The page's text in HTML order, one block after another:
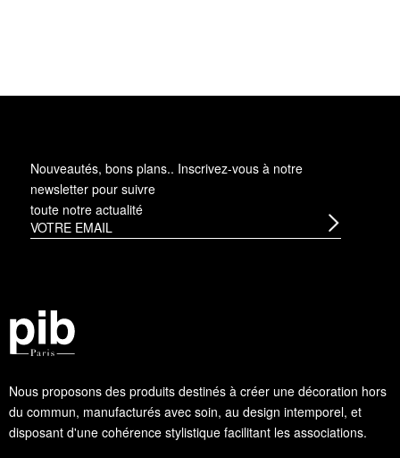
Nous proposons des produits destinés à créer une décoration hors
du commun, manufacturés avec soin, au design intemporel, et
disposant d'une cohérence stylistique facilitant les associations.
Nouveautés, bons plans.. Inscrivez-vous à notre
newsletter pour suivre
toute notre actualité